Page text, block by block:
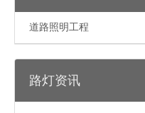
道路照明工程
路灯资讯